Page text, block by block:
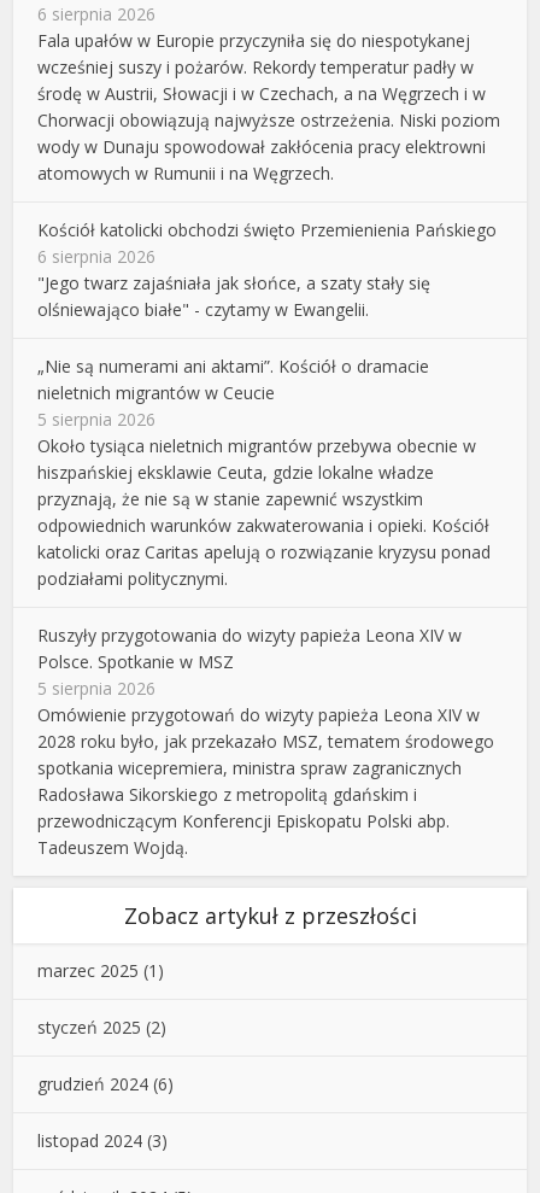
6 sierpnia 2026
Fala upałów w Europie przyczyniła się do niespotykanej
wcześniej suszy i pożarów. Rekordy temperatur padły w
środę w Austrii, Słowacji i w Czechach, a na Węgrzech i w
Chorwacji obowiązują najwyższe ostrzeżenia. Niski poziom
wody w Dunaju spowodował zakłócenia pracy elektrowni
atomowych w Rumunii i na Węgrzech.
Kościół katolicki obchodzi święto Przemienienia Pańskiego
6 sierpnia 2026
"Jego twarz zajaśniała jak słońce, a szaty stały się
olśniewająco białe" - czytamy w Ewangelii.
„Nie są numerami ani aktami”. Kościół o dramacie
nieletnich migrantów w Ceucie
5 sierpnia 2026
Około tysiąca nieletnich migrantów przebywa obecnie w
hiszpańskiej eksklawie Ceuta, gdzie lokalne władze
przyznają, że nie są w stanie zapewnić wszystkim
odpowiednich warunków zakwaterowania i opieki. Kościół
katolicki oraz Caritas apelują o rozwiązanie kryzysu ponad
podziałami politycznymi.
Ruszyły przygotowania do wizyty papieża Leona XIV w
Polsce. Spotkanie w MSZ
5 sierpnia 2026
Omówienie przygotowań do wizyty papieża Leona XIV w
2028 roku było, jak przekazało MSZ, tematem środowego
spotkania wicepremiera, ministra spraw zagranicznych
Radosława Sikorskiego z metropolitą gdańskim i
przewodniczącym Konferencji Episkopatu Polski abp.
Tadeuszem Wojdą.
Zobacz artykuł z przeszłości
marzec 2025 (1)
styczeń 2025 (2)
grudzień 2024 (6)
listopad 2024 (3)